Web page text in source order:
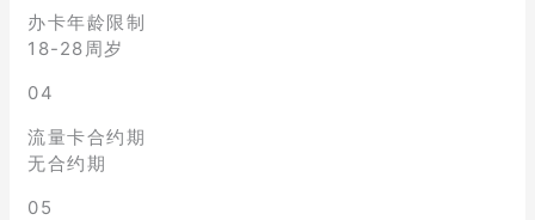
办卡年龄限制
18-28周岁
04
流量卡合约期
无合约期
05